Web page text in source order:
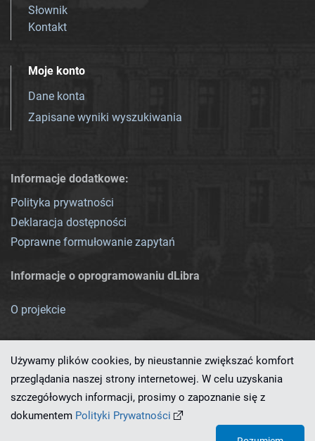
Słownik
Kontakt
Moje konto
Dane konta
Zapisane wyniki wyszukiwania
Informacje dodatkowe:
Polityka prywatności
Deklaracja dostępności
Poprawne formułowanie zapytań
Informacje o oprogramowaniu dLibra
O projekcie
Ten serwis działa dzięki oprogramowaniu
Używamy plików cookies, by nieustannie zwiększać komfort
przeglądania naszej strony internetowej. W celu uzyskania
szczegółowych informacji, prosimy o zapoznanie się z
dokumentem Polityki Prywatności